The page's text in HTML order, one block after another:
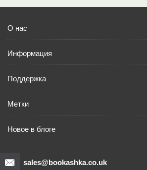
О нас
Информация
Поддержка
Метки
Новое в блоге
sales@bookashka.co.uk